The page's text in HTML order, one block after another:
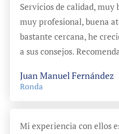
Servicios de calidad, muy
muy profesional, buena
bastante cercana, he
a sus consejos.
Juan Manuel Fernández
Ronda
Mi experiencia con ellos